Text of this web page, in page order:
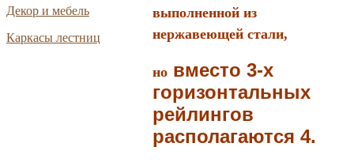
Декор и мебель
Каркасы лестниц
выполненной из
нержавеющей стали,
но вместо 3-х
горизонтальных
рейлингов
располагаются 4.